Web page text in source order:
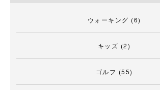
ウォーキング (6)
キッズ (2)
ゴルフ (55)